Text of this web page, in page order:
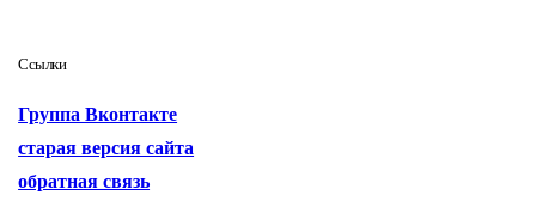
Ссылки
Группа Вконтакте
старая версия сайта
обратная связь